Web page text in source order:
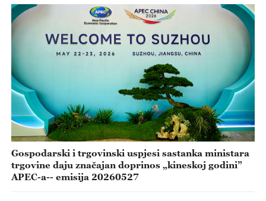
Gospodarski i trgovinski uspjesi sastanka ministara
trgovine daju značajan doprinos „kineskoj godini”
APEC-a-- emisija 20260527